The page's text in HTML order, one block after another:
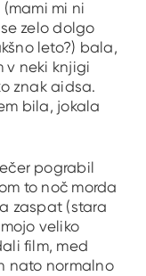
mi ni
zelo dolgo
leto?) bala,
v neki knjigi
znak aidsa.
bila, jokala
pograbil
to noč morda
zaspat (stara
veliko
film, med
nato normalno